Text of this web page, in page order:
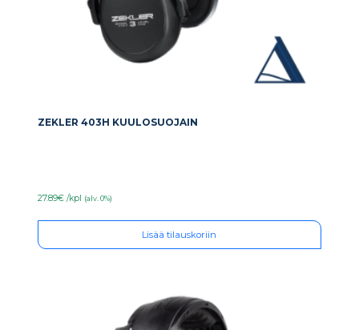
ZEKLER 403H KUULOSUOJAIN
27.89€ /kpl (alv. 0%)
Lisää tilauskoriin